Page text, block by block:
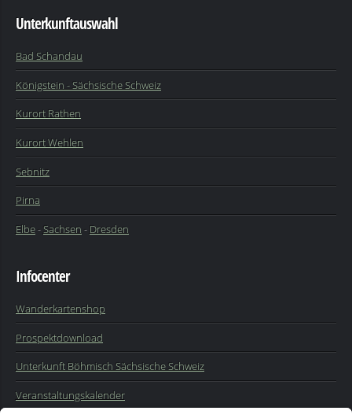
Unterkunftauswahl
Bad Schandau
Königstein - Sächsische Schweiz
Kurort Rathen
Kurort Wehlen
Sebnitz
Pirna
Elbe-Sachsen - Dresden
Infocenter
Wanderkartenshop
Prospektdownload
Unterkunft Böhmisch Sächsische Schweiz
Veranstaltungskalender